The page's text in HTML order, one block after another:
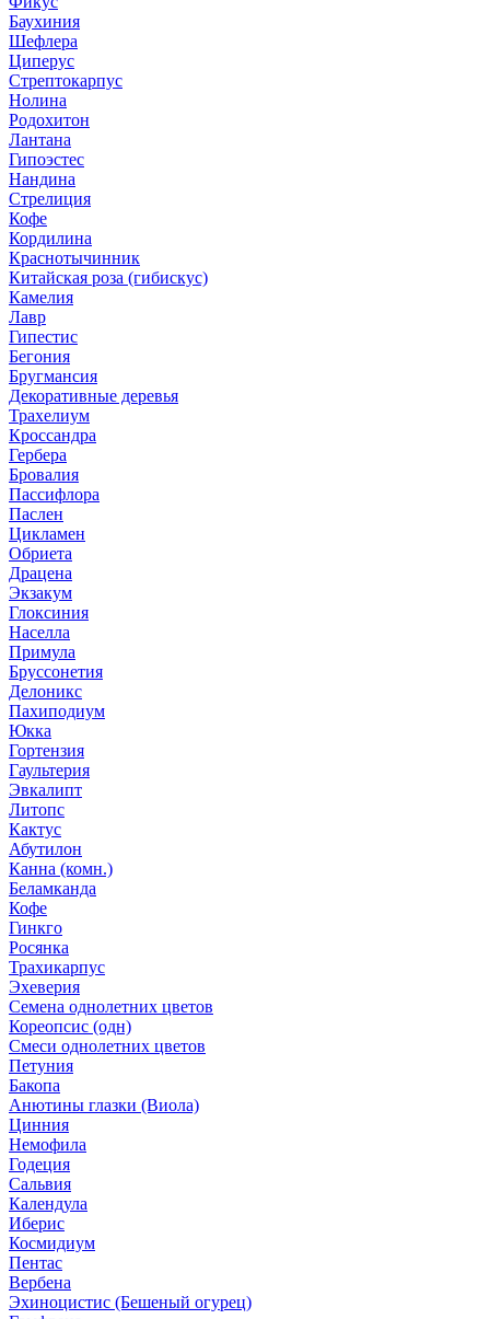
Баухиния
Шефлера
Циперус
Стрептокарпус
Нолина
Родохитон
Лантана
Гипоэстес
Нандина
Стрелиция
Кофе
Кордилина
Краснотычинник
Китайская роза (гибискус)
Камелия
Лавр
Гипестис
Бегония
Бругмансия
Декоративные деревья
Трахелиум
Кроссандра
Гербера
Бровалия
Пассифлора
Паслен
Цикламен
Обриета
Драцена
Экзакум
Глоксиния
Населла
Примула
Бруссонетия
Делоникс
Пахиподиум
Юкка
Гортензия
Гаультерия
Эвкалипт
Литопс
Кактус
Абутилон
Канна (комн.)
Беламканда
Кофе
Гинкго
Росянка
Трахикарпус
Эхеверия
Семена однолетних цветов
Кореопсис (одн)
Смеси однолетних цветов
Петуния
Бакопа
Анютины глазки (Виола)
Цинния
Немофила
Годеция
Сальвия
Календула
Иберис
Космидиум
Пентас
Вербена
Эхиноцистис (Бешеный огурец)